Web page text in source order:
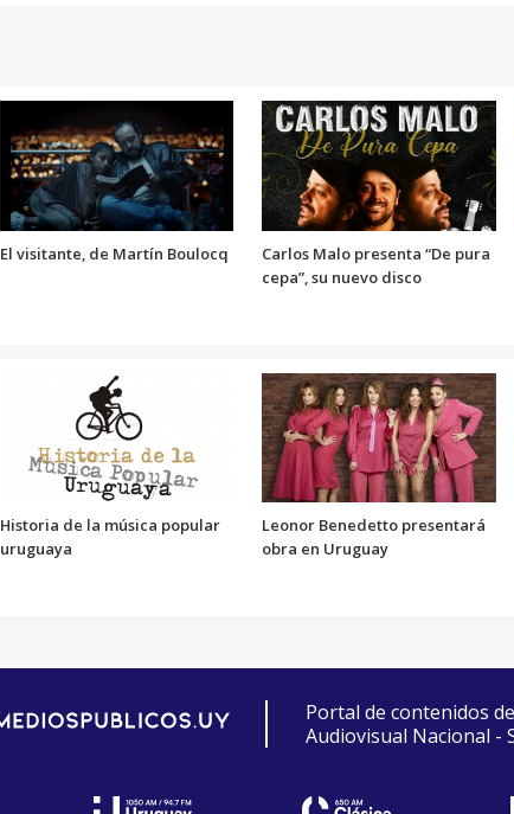
El visitante, de Martín Boulocq
Carlos Malo presenta “De pura
cepa”, su nuevo disco
Historia de la música popular
uruguaya
Leonor Benedetto presentará
obra en Uruguay
Portal de contenidos
Audiovisual Nacional -